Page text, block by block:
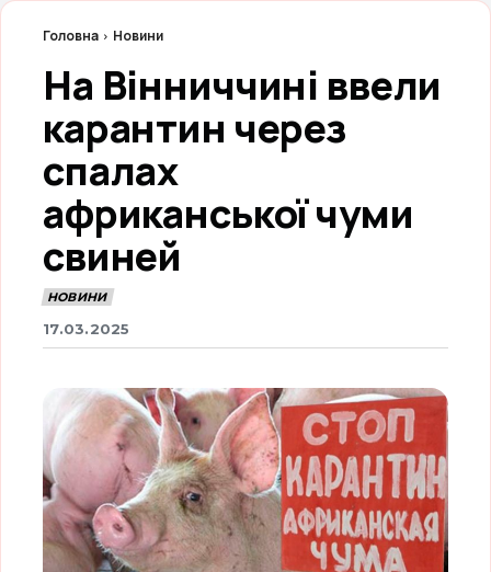
Головна Новини
На Вінниччині ввели
карантин через
спалах
африканської чуми
свиней
НОВИНИ
17.03.2025